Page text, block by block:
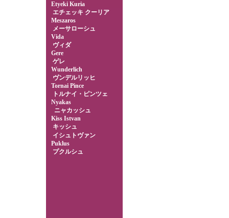
Etyeki Kuria
エチェッキ クーリア
Meszaros
メーサローシュ
Vida
ヴィダ
Gere
ゲレ
Wunderlich
ヴンデルリッヒ
Tornai Pince
トルナイ・ピンツェ
Nyakas
ニャカッシュ
Kiss Istvan
キッシュ
イシュトヴァン
Puklus
プクルシュ